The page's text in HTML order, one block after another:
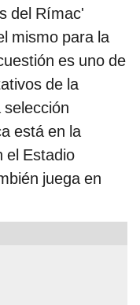
del Rímac'
mismo para la
es uno de
de la
está en la
el Estadio
juega en